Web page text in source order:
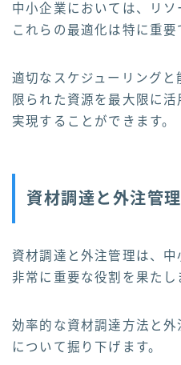
中小企業においては、リソ
これらの最適化は特に重要
適切なスケジューリングと
限られた資源を最大限に
実現することができます。
資材調達と外注管
資材調達と外注管理は、
非常に重要な役割を果たし
効率的な資材調達方法と
について掘り下げます。